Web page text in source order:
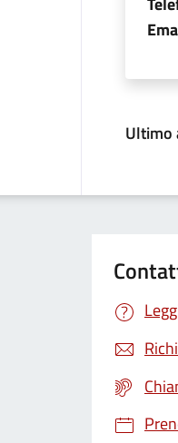
Ultimo